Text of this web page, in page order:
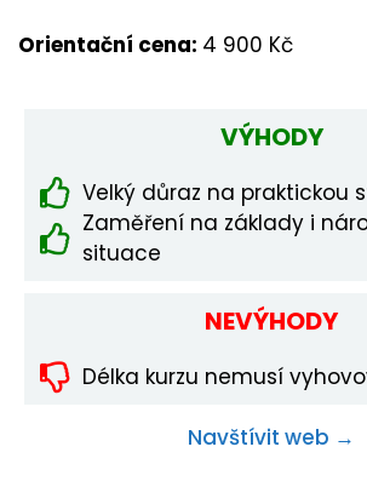
Orientační cena: 4 900 Kč
VÝHODY
Velký důraz na praktickou
Zaměření na základy i
situace
NEVÝHODY
Délka kurzu nemusí
Navštívit web →